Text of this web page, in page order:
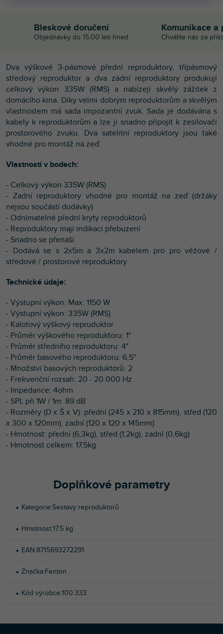
Bleskové doručení
Objednávky do 15:00 letí hned
Komunikace a
Chválíte nás za
Dva výškové 3-pásmové přední reproduktory, třípásmový
středový reproduktor a dva zadní reproduktory produkují
celkový výkon 335W (RMS) a nabízejí skvělý zážitek z
domácího kina. Díky velmi dobrým reproduktorům a skvělým
vlastnostem má sada impozantní zvuk. Sada je dodávána s
kabely k reproduktorům a lze ji snadno připojit k zesilovači
prostorového zvuku. Dva satelitní reproduktory jsou také
vhodné pro montáž na zeď.
Vlastnosti v bodech:
- Celkový výkon 335W (RMS)
- Zadní reproduktory vhodné pro montáž na zeď (držáky
nejsou součástí dodávky)
- Odnímatelné přední kryty reproduktorů
- Reproduktory mají indikaci přebuzení
- Snadno se přenáší
- Dodává se s 2x5m a 3x2m kabelem pro pro věžové /
středové / prostorové reproduktory
Technické údaje:
- Výstupní výkon: Max. 1150 W
- Výstupní výkon: 335W (RMS)
- Kalotový výškový repruduktor
- Průměr výškového reproduktoru: 1"
- Průměr středního reproduktoru: 4"
- Průměr basového reproduktoru: 6,5"
- Množství basových reproduktorů: 2
- Frekvenční rozsah: 20 - 20 000 Hz
- Impedance: 4ohm
- SPL při 1W / 1m: 89 dB
- Rozměry (D x Š x V): přední (245 x 210 x 815mm), střed (120
x 300 x 120mm), zadní (120 x 120 x 145mm)
- Hmotnost: přední (6,3kg), střed (1,2kg), zadní (0,6kg)
- Hmotnost celkem: 17,5kg
Doplňkové parametry
Kategorie:Sestavy reproduktorů
Hmotnost:17.5 kg
EAN:8715693272291
Značka:Fenton
Kód výrobce:100.333